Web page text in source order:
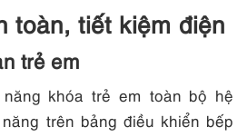
toàn, tiết kiệm điện
trẻ em
khóa trẻ em toàn bộ hệ
trên bảng điều khiển bếp